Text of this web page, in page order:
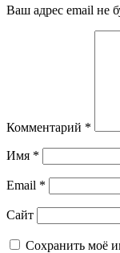
Ваш адрес email не
Комментарий *
Имя *
Email *
Сайт
Сохранить моё